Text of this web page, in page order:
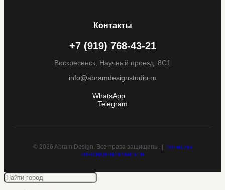
Контакты
+7 (919) 768-43-21
Воскресенск, Научный проезд, 8С1
info@abramdesignstudio.ru
WhatsApp
Telegram
© 2026 Abram Design. Все права защищены. | Политика
конфиденциальности